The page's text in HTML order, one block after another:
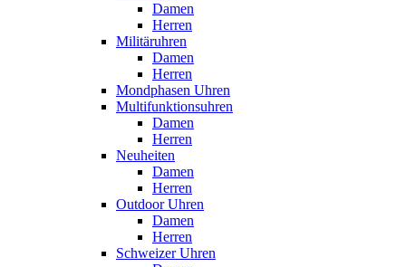
Damen
Herren
Militäruhren
Damen
Herren
Mondphasen Uhren
Multifunktionsuhren
Damen
Herren
Neuheiten
Damen
Herren
Outdoor Uhren
Damen
Herren
Schweizer Uhren